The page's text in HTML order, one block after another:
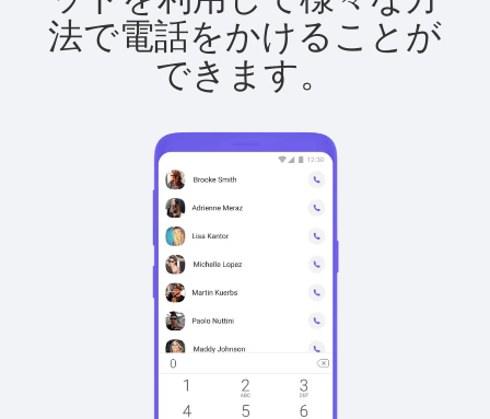
法で電話をかけることが
できます。